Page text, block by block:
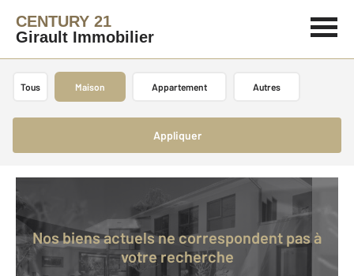
CENTURY 21
Girault Immobilier
Tous Maison Appartement Autres
Appliquer
Nos biens actuels ne correspondent pas à
votre recherche